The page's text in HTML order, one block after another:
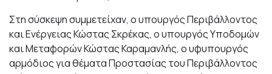
Στη σύσκεψη συμμετείχαν, ο υπουργός Περιβάλλοντος
και Ενέργειας Κώστας Σκρέκας, ο υπουργός Υποδομών
και Μεταφορών Κώστας Καραμανλής, ο υφυπουργός
αρμόδιος για θέματα Προστασίας του Περιβάλλοντος